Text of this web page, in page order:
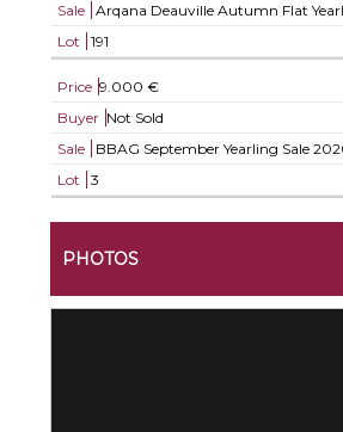
Sale
Arqana Deauville Autumn Flat
Lot
191
Price 9.000 €
Buyer Not Sold
Sale
BBAG September Yearling Sale
Lot
3
PHOTOS